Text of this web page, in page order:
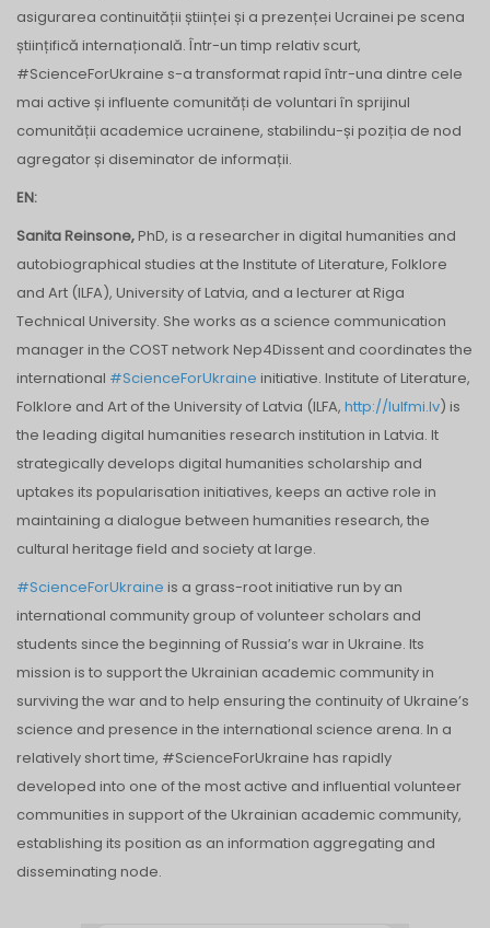
asigurarea continuității științei și a prezenței Ucrainei pe scena
științifică internațională. Într-un timp relativ scurt,
#ScienceForUkraine s-a transformat rapid într-una dintre cele
mai active și influente comunități de voluntari în sprijinul
comunității academice ucrainene, stabilindu-și poziția de nod
agregator și diseminator de informații.
EN:
Sanita Reinsone, PhD, is a researcher in digital humanities and
autobiographical studies at the Institute of Literature, Folklore
and Art (ILFA), University of Latvia, and a lecturer at Riga
Technical University. She works as a science communication
manager in the COST network Nep4Dissent and coordinates the
international #ScienceForUkraine initiative. Institute of Literature,
Folklore and Art of the University of Latvia (ILFA, http://lulfmi.lv) is
the leading digital humanities research institution in Latvia. It
strategically develops digital humanities scholarship and
uptakes its popularisation initiatives, keeps an active role in
maintaining a dialogue between humanities research, the
cultural heritage field and society at large.
#ScienceForUkraine is a grass-root initiative run by an
international community group of volunteer scholars and
students since the beginning of Russia’s war in Ukraine. Its
mission is to support the Ukrainian academic community in
surviving the war and to help ensuring the continuity of Ukraine’s
science and presence in the international science arena. In a
relatively short time, #ScienceForUkraine has rapidly
developed into one of the most active and influential volunteer
communities in support of the Ukrainian academic community,
establishing its position as an information aggregating and
disseminating node.